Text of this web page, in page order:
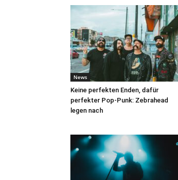
News
Keine perfekten Enden, dafür
perfekter Pop-Punk: Zebrahead
legen nach